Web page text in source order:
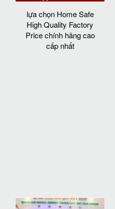
lựa chọn Home Safe
High Quality Factory
Price chính hãng cao
cấp nhất